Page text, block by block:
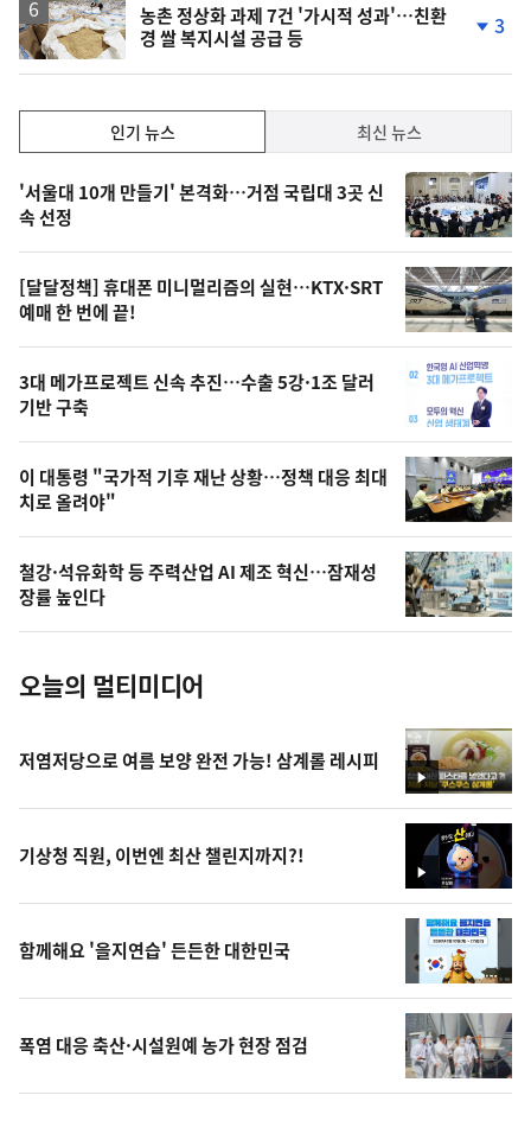
농촌 정상화 과제 7건 '가시적 성과'…친환
경 쌀 복지시설 공급 등
락
3
기,
최
신,
오
늘
의
영
상
오
늘
의
사
진
인기 뉴스 최신 뉴스
기
뉴
스
'서울대 10개 만들기' 본격화…거점 국립대 3곳 신
속 선정
[달달정책] 휴대폰 미니멀리즘의 실현…KTX·SRT
예매 한 번에 끝!
3대 메가프로젝트 신속 추진…수출 5강·1조 달러
기반 구축
이 대통령 "국가적 기후 재난 상황…정책 대응 최대
치로 올려야"
철강·석유화학 등 주력산업 AI 제조 혁신…잠재성
장률 높인다
오늘의 멀티미디어
영
상
저염저당으로 여름 보양 완전 가능! 삼계롤 레시피
영
상
기상청 직원, 이번엔 최산 챌린지까지?!
함께해요 '을지연습' 든든한 대한민국
폭염 대응 축산·시설원예 농가 현장 점검